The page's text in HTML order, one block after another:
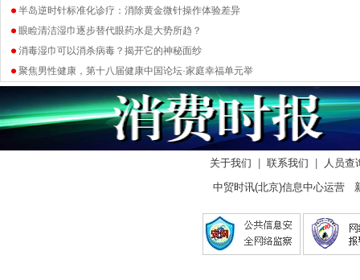
半岛逆时针标准化诊疗：消除黄金微针操作体验差异
眼睑清洁湿巾逐步替代眼药水是大势所趋？
消毒湿巾可以消杀病毒？揭开它的神秘面纱
聚焦男性健康，第十八届健康中国论坛·家庭幸福单元举
关于我们 联系我们
人员查
中贸时讯(北京)信息中心运营